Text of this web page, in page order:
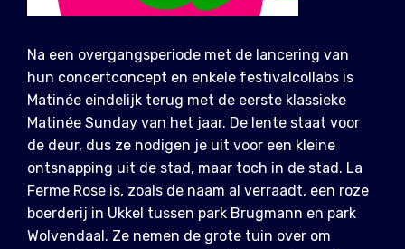
Na een overgangsperiode met de lancering van
hun concertconcept en enkele festivalcollabs is
Matinée eindelijk terug met de eerste klassieke
Matinée Sunday van het jaar. De lente staat voor
de deur, dus ze nodigen je uit voor een kleine
ontsnapping uit de stad, maar toch in de stad. La
Ferme Rose is, zoals de naam al verraadt, een roze
boerderij in Ukkel tussen park Brugmann en park
Wolvendaal. Ze nemen de grote tuin over om